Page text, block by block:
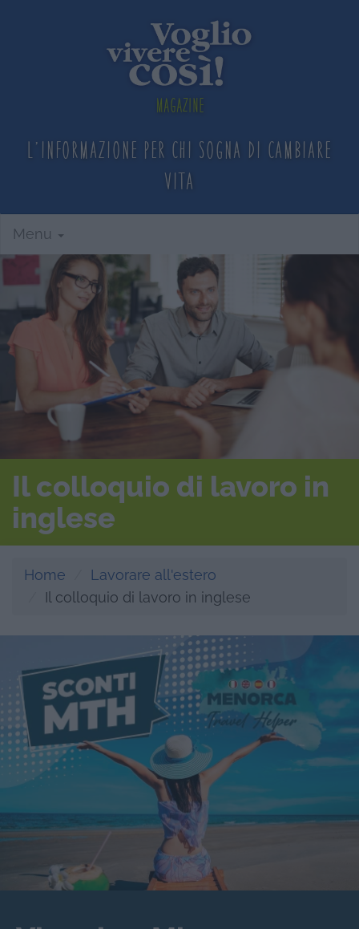
Magazine
L'informazione per chi sogna di cambiare
vita
Menu
Il colloquio di lavoro in
inglese
Home
Lavorare all'estero
Il colloquio di lavoro in inglese